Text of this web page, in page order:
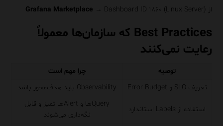
از Grafana Marketplace → Dashboard ID ۱۸۶۰ (Linux Server)
Best Practices که سازمان‌ها معمولاً
رعایت نمی‌کنند
توصیه
چرا مهم است
تعریف SLO و Error Budget
Observability باید هدف‌محور باشد
استفاده از Labels استاندارد
Queryها و Alertها تمیز و قابل
نگه‌داری می‌شوند